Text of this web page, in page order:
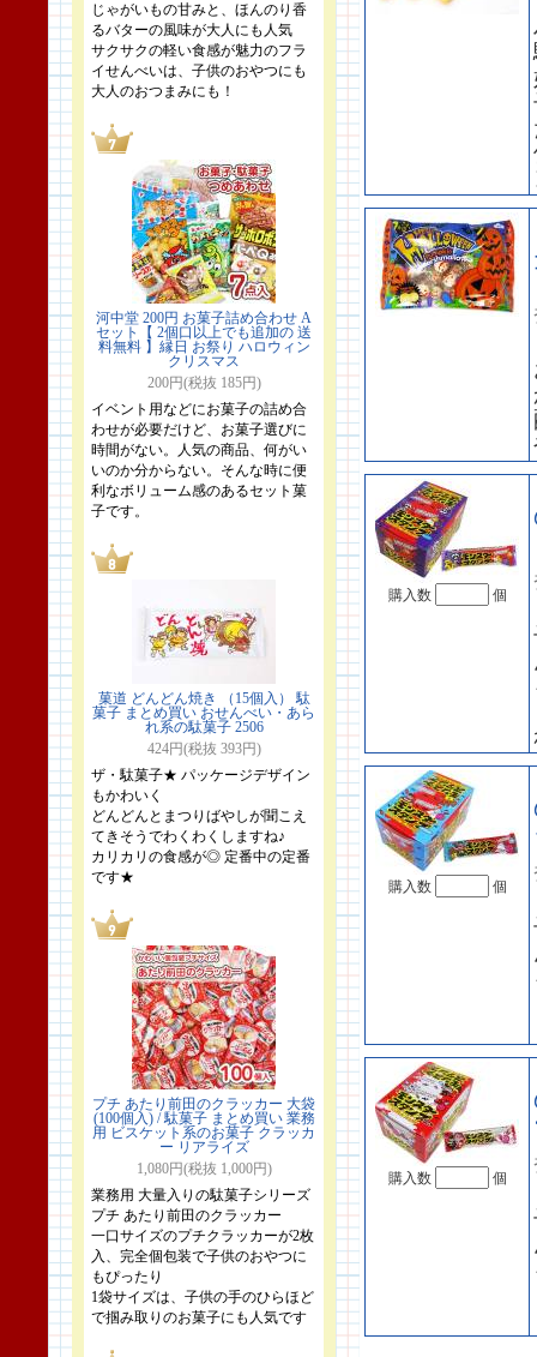
じゃがいもの甘みと、ほんのり香
るバターの風味が大人にも人気
サクサクの軽い食感が魅力のフラ
イせんべいは、子供のおやつにも
大人のおつまみにも！
河中堂 200円 お菓子詰め合わせ A
セット【 2個口以上でも追加の 送
料無料 】縁日 お祭り ハロウィン
クリスマス
200円(税抜 185円)
イベント用などにお菓子の詰め合
わせが必要だけど、お菓子選びに
時間がない。人気の商品、何がい
いのか分からない。そんな時に便
利なボリューム感のあるセット菓
子です。
菓道 どんどん焼き （15個入） 駄
菓子 まとめ買い おせんべい・あら
れ系の駄菓子 2506
424円(税抜 393円)
ザ・駄菓子★ パッケージデザイン
もかわいく
どんどんとまつりばやしが聞こえ
てきそうでわくわくしますね♪
カリカリの食感が◎ 定番中の定番
です★
プチ あたり前田のクラッカー 大袋
(100個入) / 駄菓子 まとめ買い 業務
用 ビスケット系のお菓子 クラッカ
ー リアライズ
1,080円(税抜 1,000円)
業務用 大量入りの駄菓子シリーズ
プチ あたり前田のクラッカー
一口サイズのプチクラッカーが2枚
入、完全個包装で子供のおやつに
もぴったり
1袋サイズは、子供の手のひらほど
で掴み取りのお菓子にも人気です
購入数 個
購入数 個
購入数 個